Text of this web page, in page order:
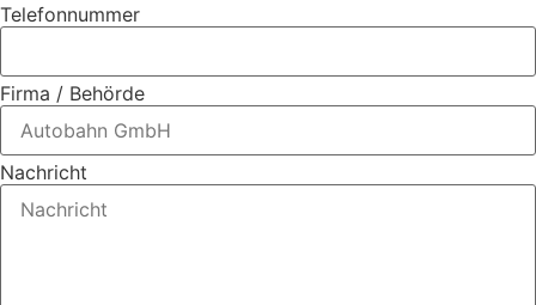
Telefonnummer
Firma / Behörde
Nachricht